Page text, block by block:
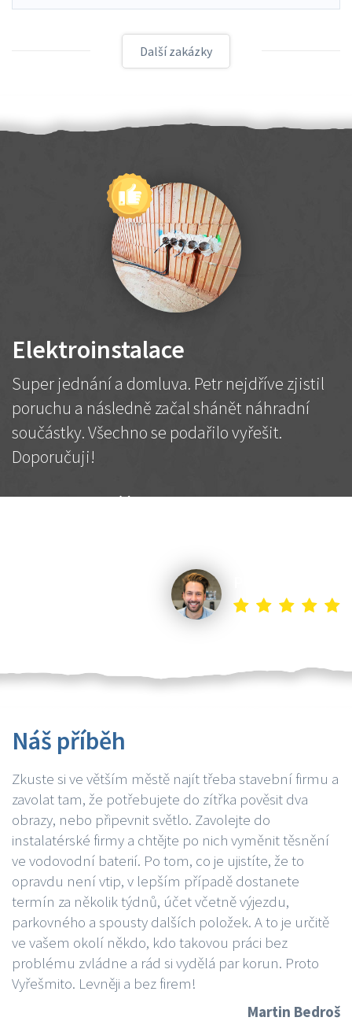
Další zakázky
Elektroinstalace
Super jednání a domluva. Petr nejdříve zjistil
poruchu a následně začal shánět náhradní
součástky. Všechno se podařilo vyřešit.
Doporučuji!
2 500 Kč
Náš příběh
Zkuste si ve větším městě najít třeba stavební firmu a
zavolat tam, že potřebujete do zítřka pověsit dva
obrazy, nebo připevnit světlo. Zavolejte do
instalatérské firmy a chtějte po nich vyměnit těsnění
ve vodovodní baterií. Po tom, co je ujistíte, že to
opravdu není vtip, v lepším případě dostanete
termín za několik týdnů, účet včetně výjezdu,
parkovného a spousty dalších položek. A to je určitě
ve vašem okolí někdo, kdo takovou práci bez
problému zvládne a rád si vydělá par korun. Proto
Vyřešmito. Levněji a bez firem!
Martin Bedroš